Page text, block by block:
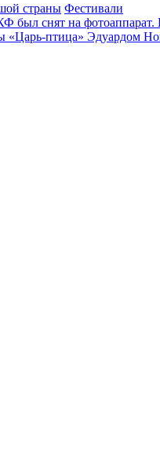
страны Фестивали
был снят на фотоаппарат.
«Царь-птица» Эдуардом